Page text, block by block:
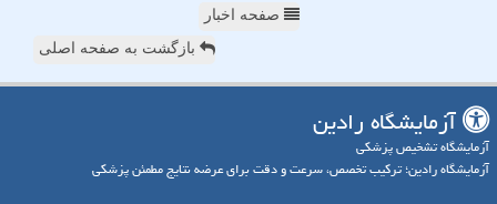
صفحه اخبار
بازگشت به صفحه اصلی
آزمایشگاه رادین
آزمایشگاه تشخیص پزشکی
آزمایشگاه رادین؛ ترکیب تخصص، سرعت و دقت برای عرضه نتایج مطمئن پزشکی